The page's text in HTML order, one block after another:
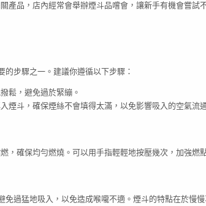
產品，店內經常會舉辦煙斗品嚐會，讓新手有機會嘗試
的步驟之一。建議你遵循以下步驟：
鬆，避免過於緊繃。
煙斗，確保煙絲不會填得太滿，以免影響吸入的空氣流
，確保均勻燃燒。可以用手指輕輕地按壓幾次，加強燃
免過猛地吸入，以免造成喉嚨不適。煙斗的特點在於慢